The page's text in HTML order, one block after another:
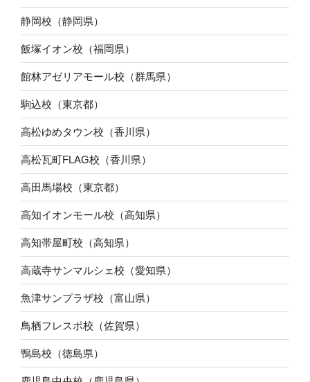
静岡校（静岡県）
飯塚イオン校（福岡県）
館林アゼリアモール校（群馬県）
駒込校（東京都）
高松ゆめタウン校（香川県）
高松瓦町FLAG校（香川県）
高田馬場校（東京都）
高知イオンモール校（高知県）
高知帯屋町校（高知県）
高蔵寺サンマルシェ校（愛知県）
魚津サンプラザ校（富山県）
鳥栖フレスポ校（佐賀県）
鴨島校（徳島県）